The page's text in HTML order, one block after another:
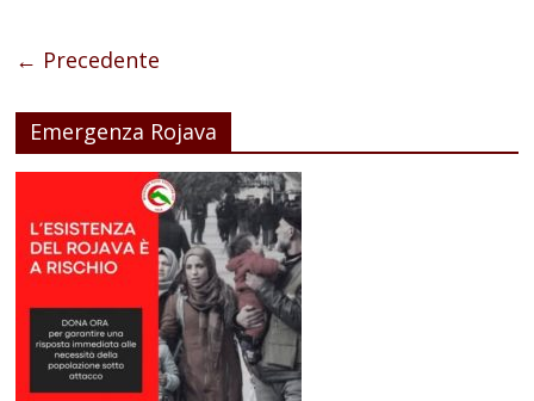
← Precedente
Emergenza Rojava